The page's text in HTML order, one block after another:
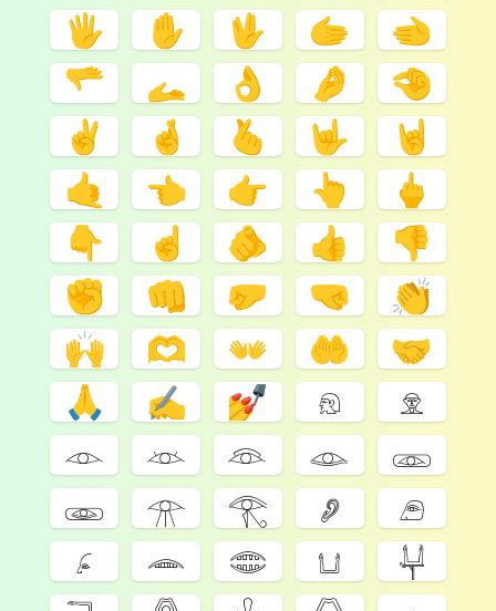
🖐️
✋ 🖖 🫱
🫲
🫳
🫴 👌 🤌
🤏
✌️
🤞 🫰 🤟
🤘
🤙
👈 👉 👆
🖕
👇
☝️ 🫵 👍
👎
✊
👊 🤛 🤜
👏
🙌
🫶 👐 🤲
🤝
🙏
✍️ 💅 𓁶
𓁷
𓁹
𓁺 𓁻 𓁼
𓁽
𓁾
𓁿 𓂀 𓂈
𓂉
𓂊
𓂎 𓂏 𓂓
𓂔